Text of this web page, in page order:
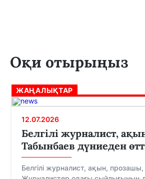
Оқи отырыңыз
ЖАҢАЛЫҚТАР
12.07.2026
Белгілі журналист,
Табынбаев дүниеден
Белгілі журналист, ақын,